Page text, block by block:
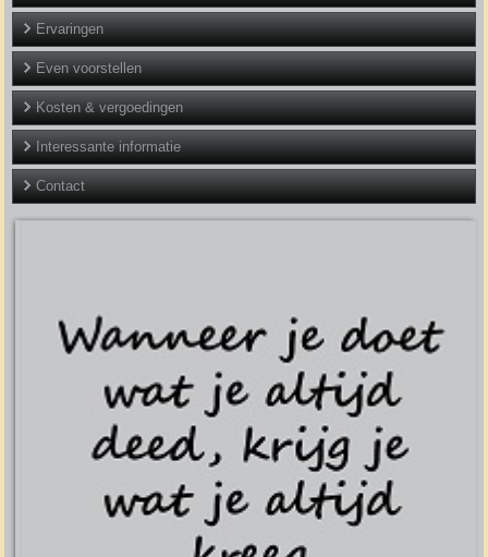
Ervaringen
Even voorstellen
Kosten & vergoedingen
Interessante informatie
Contact